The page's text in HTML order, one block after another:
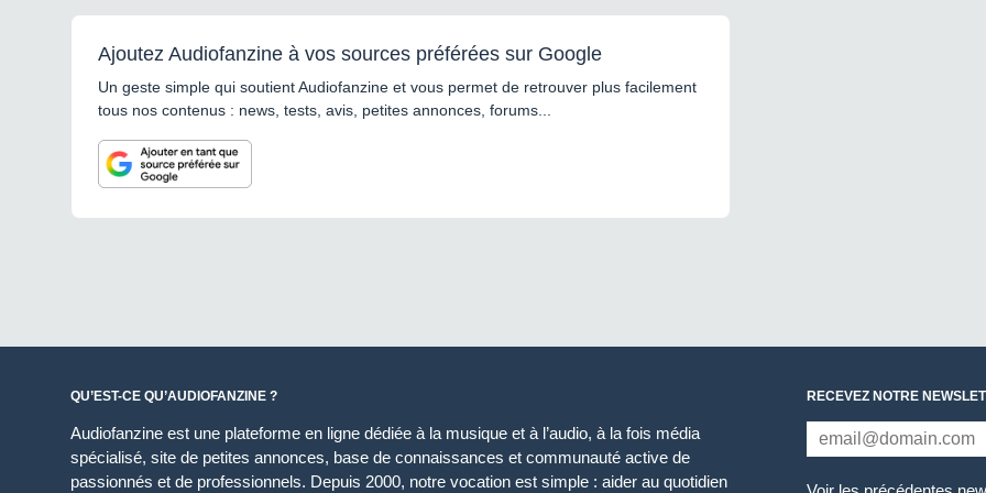
Ajoutez Audiofanzine à vos sources préférées sur Google
Un geste simple qui soutient Audiofanzine et vous permet de retrouver plus facilement
tous nos contenus : news, tests, avis, petites annonces, forums...
QU’EST-CE QU’AUDIOFANZINE ?
Audiofanzine est une plateforme en ligne dédiée à la musique et à l’audio, à la fois média
spécialisé, site de petites annonces, base de connaissances et communauté active de
passionnés et de professionnels. Depuis 2000, notre vocation est simple : aider au quotidien
RECEVEZ NOTRE